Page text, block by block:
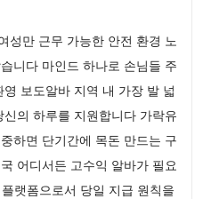
성만 근무 가능한 안전 환경 노
니다 마인드 하나로 손님들 주
보도알바 지역 내 가장 발 넓
의 하루를 지원합니다 가락유
하면 단기간에 목돈 만드는 구
어디서든 고수익 알바가 필요
랫폼으로서 당일 지급 원칙을